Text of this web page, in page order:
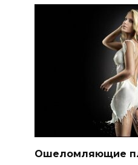
Ошеломляющие